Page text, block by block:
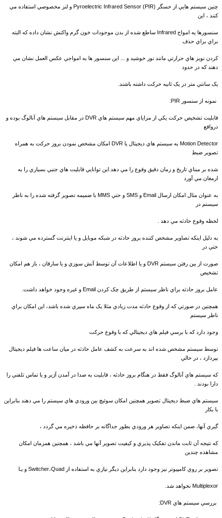
چنين سيستم هايي از حسگر Pyroelectric Infrared Sensor (PIR) و لنز مخصوصي استفاده مي
کنند ، اين
سنسورها يه امواج Infrared ساطع شده از بدن موجودات خون گرم واکنش نشان داده که البته
براي براي حذف
کردن نويز هاي حرارتي مانند نور خوشيد و ... اين سنسور ها به امواجي عکس العمل نشان مي
دهند که در حدود
يک سانتي متر در يک ثانيه حرکت داشته باشند.
نمونه از سنسور PIR:
قابليت تشخيص حرکت يکي از مزاياي مهم سيستم هاي DVR در مقابل سيستم هاي آنالوگ بوده و
درواقع
Motion Detector به سيستم هاي ديجيتال يا DVR امکان مشخص نمودن بروز حرکت به همراه
تصوير ضبط
شده بر مبناي تاريخ و زمان دقيق وقوع را مي دهد.اين توانايي قابليت هاي جنبي بسياري را به
ارمغان مي آورد
به عنوان مثال امکان ارسال Email و SMS و حتي MMS با ضميمه تصوير گرفته شده را به ناظر
سيستم در
لحظه وقوع حادثه مي دهد .
به دليل اينکه تصاوير مشخص کننده بروز حادثه در شبکه موبايل و يا اينترنت گسترده مي شوند ،
حتي در
صورت از بين رفتن سيستم DVR و يا اطلاعات آن توسط آتش سوزي و يا سارقان ، باز هم امکان
تشخيص
عامل بروز حادثه براي ناظر سيستم از طريق چک کردن Email و غيره وجود خواهد داشت.
همچنين در صورتي که از وقوع حادثه مدت زيادي مثلا يک ماه سپري شده باشد، اين امکان براي
ناظر سيستم
وجود دارد که با برسي فيلم هاي ديجيتالي که با وقوع حرکت
توسط سيستم مشخص شده اند به سرعت به کشف عامل حادثه در ميان ساعت ها فيلم ديجيتال
بپردازد ، در حالي
که سيستم هاي آنالوگ فقط در هنگام بروز حادثه ، قابليت به صدا در آمدن آژير و يا تماس تلفني را
دارا بودند .
سيستم هاي ضبط ديجيتال تصوير همچنين امکان سوئيچ بين ورودي هاي سيستم را مي دهند بنابراين
با بکار
گيري آنها، ضمن اينکه تصاوير هر ورودي بطور جداگانه بر حافظه ذخيره مي گردد ،
که نتيجه آن ثابت ماندن تفکيک پذيري و کيفيت تصوير آنها مي باشد ، همچنين همزمان امکان
مشاهده چندين
تصوير بر روي کامپيوتر نيز وجود دارد بنابراين ديگر نيازي به استفاده از Switcher،Quad و يـا
Multiplexor نخواهد شد.
بررسي سيستم هاي DVR: